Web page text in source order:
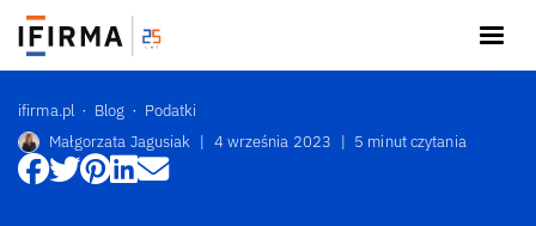
ifirma.pl Blog
Podatki
Małgorzata Jagusiak | 4 września 2023 | 5 minut czytania